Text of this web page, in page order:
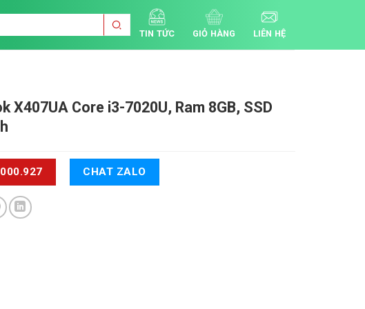
TIN TỨC GIỎ HÀNG LIÊN HỆ
X407UA Core i3-7020U, Ram 8GB, SSD
CHAT ZALO